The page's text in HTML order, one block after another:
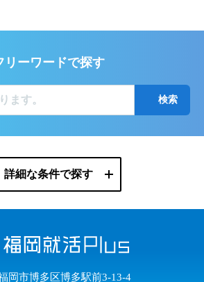
リーワードで探す
詳細な条件で探す
岡市博多区博多駅前3-13-4